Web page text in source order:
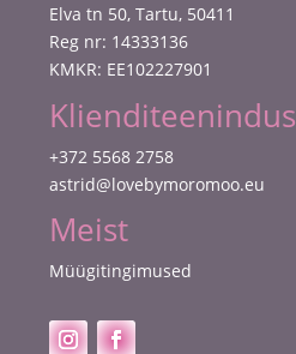
Elva tn 50, Tartu, 50411
Reg nr: 14333136
KMKR: EE102227901
Klienditeenindus
+372 5568 2758
astrid@lovebymoromoo.eu
Meist
Müügitingimused